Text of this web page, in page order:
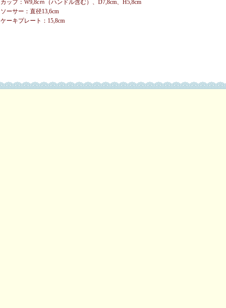
カップ：W9,8cｍ（ハンドル含む）、D7,8cm、H5,8cm
ソーサー：直径13,6cm
ケーキプレート：15,8cm